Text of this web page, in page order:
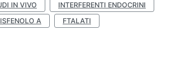
IN VIVO
INTERFERENTI ENDOCRINI
A
FTALATI